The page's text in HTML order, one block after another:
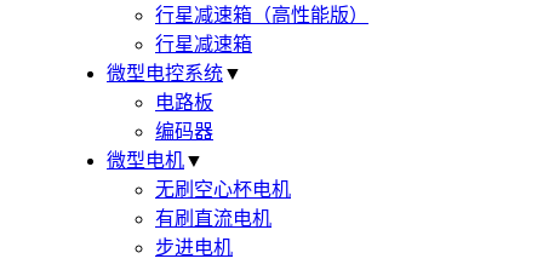
行星减速箱（高性能版）
行星减速箱
微型电控系统▼
电路板
编码器
微型电机▼
无刷空心杯电机
有刷直流电机
步进电机